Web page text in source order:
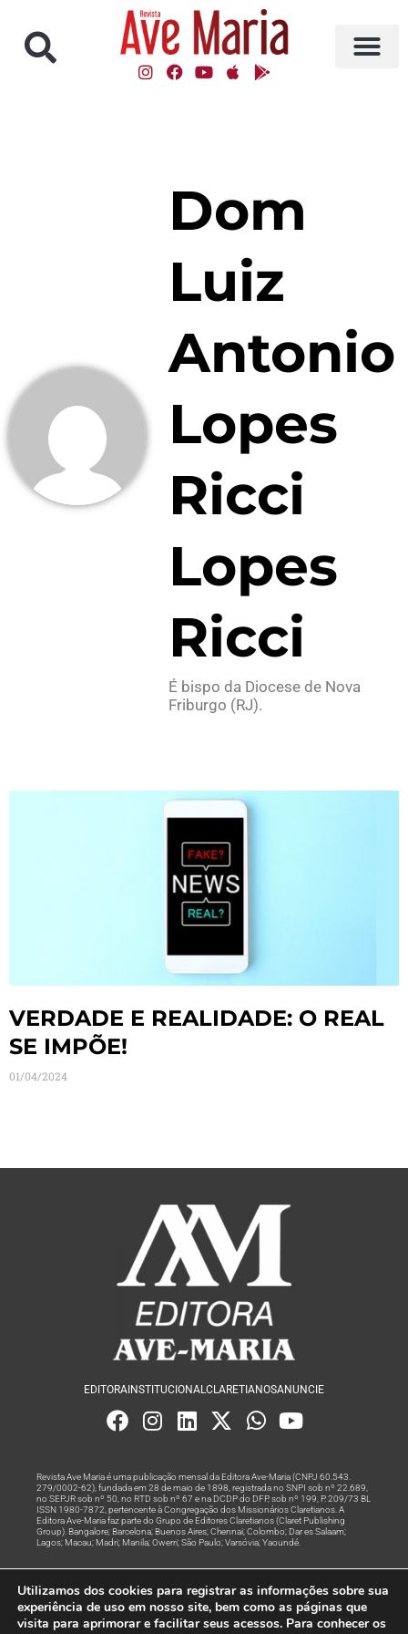
Dom
Luiz
Antonio
Lopes
Ricci
Lopes
Ricci
É bispo da Diocese de Nova
Friburgo (RJ).
VERDADE E REALIDADE: O REAL
SE IMPÕE!
01/04/2024
EDITORAINSTITUCIONAL CLARETIANOSANUNCIE
Revista Ave Maria é uma publicação mensal da Editora Ave-Maria (CNPJ 60.543.
279/0002-62), fundada em 28 de maio de 1898, registrada no SNPI sob nº 22.689,
no SEPJR sob nº 50, no RTD sob nº 67 e na DCDP do DFP, sob nº 199, P. 209/73 BL
ISSN 1980-7872, pertencente à Congregação dos Missionários Claretianos. A
Editora Ave-Maria faz parte do Grupo de Editores Claretianos (Claret Publishing
Group). Bangalore; Barcelona; Buenos Aires; Chennai; Colombo; Dar es Salaam;
Lagos; Macau; Madri; Manila; Owerri; São Paulo; Varsóvia; Yaoundé.
Rede
© Todos os Direitos Reservados
Utilizamos dos cookies para registrar as informações sobre sua
experiência de uso em nosso site, bem como as páginas que
visita para aprimorar e facilitar seus acessos. Para conhecer os